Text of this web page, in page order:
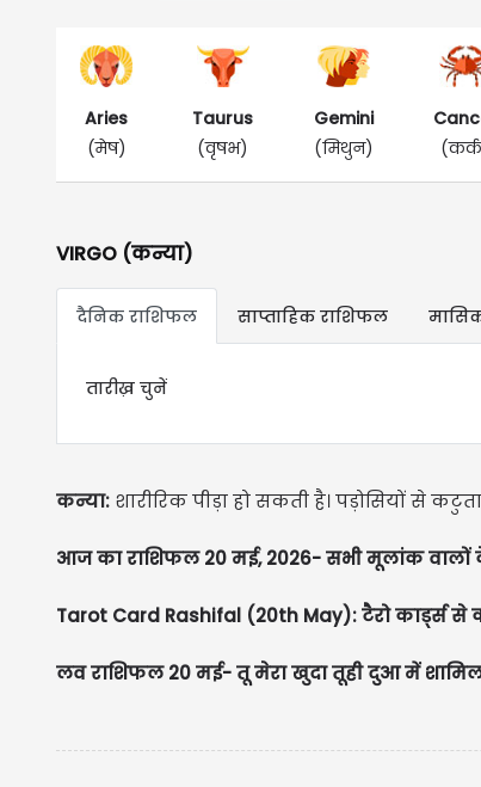
Aries
(मेष)
Taurus
(वृषभ)
Gemini
(मिथुन)
VIRGO (कन्या)
दैनिक राशिफल साप्ताहिक राशिफल
तारीख़ चुनें
कन्या: शारीरिक पीड़ा हो सकती है। पड़ोसियों से
आज का राशिफल 20 मई, 2026- सभी मूलांक वालों
Tarot Card Rashifal (20th May): टैरो कार्ड्स
लव राशिफल 20 मई- तू मेरा खुदा तूही दुआ में